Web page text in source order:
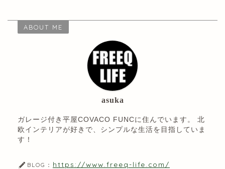
ABOUT ME
asuka
ガレージ付き平屋COVACO FUNCに住んでいます。 北
欧インテリアが好きで、シンプルな生活を目指していま
す！
BLOG： https://www.freeq-life.com/